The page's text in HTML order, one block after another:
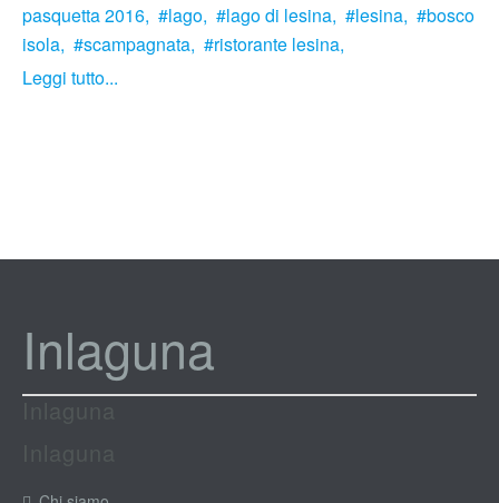
pasquetta 2016,
lago, lago di lesina, lesina,
bosco
isola,
scampagnata,
ristorante lesina,
Leggi tutto...
Inlaguna